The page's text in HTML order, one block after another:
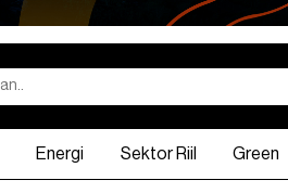
Energi Sektor Riil Green